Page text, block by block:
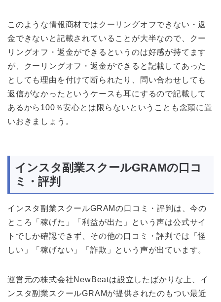
このような情報商材ではクーリングオフできない・返
金できないと記載されていることが大半なので、クー
リングオフ・返金ができるというのは好感が持てます
が、クーリングオフ・返金ができると記載してあった
としても理由を付けて断られたり、問い合わせしても
返信がなかったというケースも耳にするので記載して
あるから100％安心とは限らないということも念頭に置
いおきましょう。
インスタ副業スクールGRAMの口コ
ミ・評判
インスタ副業スクールGRAMの口コミ・評判は、今の
ところ「稼げた」「利益が出た」という声は公式サイ
トでしか確認できず、その他の口コミ・評判では「怪
しい」「稼げない」「詐欺」という声が出ています。
運営元の株式会社NewBeatは設立したばかりな上、イ
ンスタ副業スクールGRAMが提供されたのもつい最近